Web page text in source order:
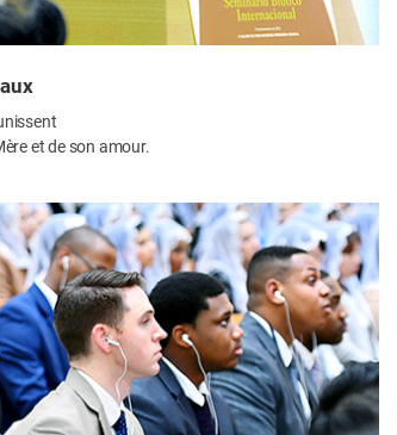
et de son amour.